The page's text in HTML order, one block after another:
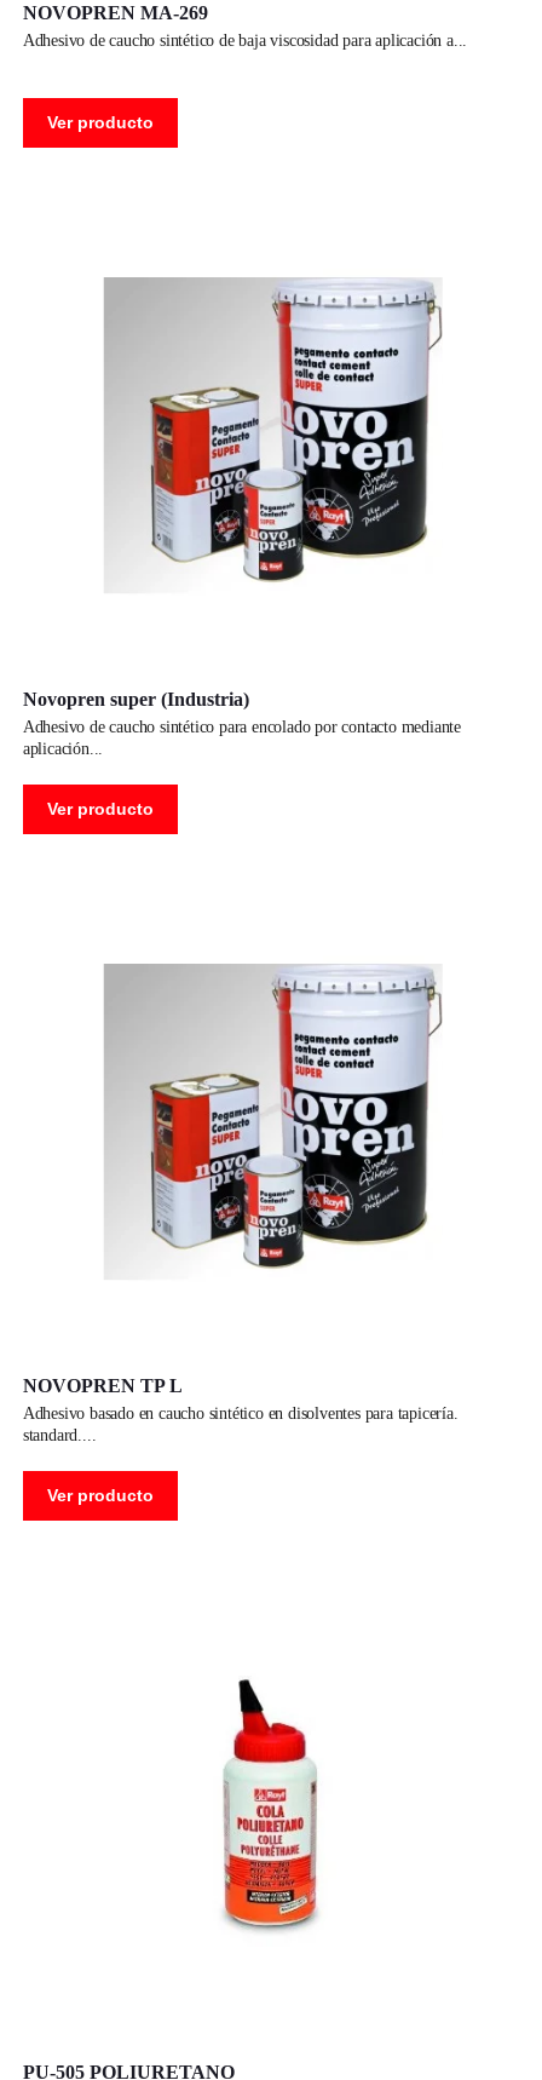
NOVOPREN MA-269
adhesivo de caucho sintético de baja viscosidad para aplicación a
Ver producto
Novopren super (Industria)
adhesivo de caucho sintético para encolado por contacto mediante
aplicación
Ver producto
NOVOPREN TP L
adhesivo basado en caucho sintético en disolventes para tapicería.
standard.
Ver producto
PU-505 POLIURETANO